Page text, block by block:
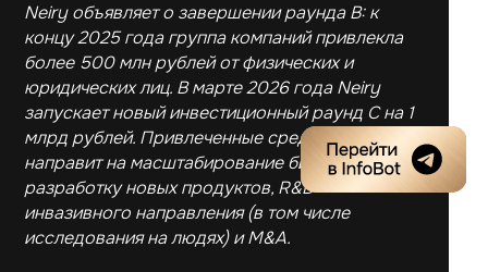
Neiry объявляет о завершении раунда B: к
концу 2025 года группа компаний привлекла
более 500 млн рублей от физических и
юридических лиц. В марте 2026 года Neiry
запускает новый инвестиционный раунд С на 1
млрд рублей. Привлеченные средства группа
направит на масштабирование бизнеса,
разработку новых продуктов, R&D
инвазивного направления (в том числе
исследования на людях) и M&A.